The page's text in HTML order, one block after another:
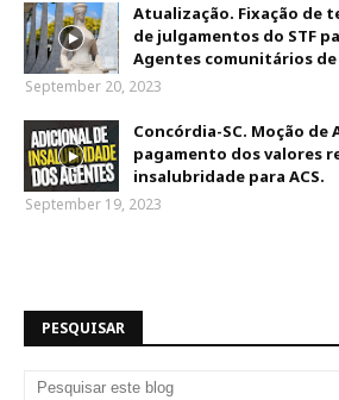
Atualização. Fixação de
de julgamentos do STF
Agentes comunitários de
September 20, 2023
Concórdia-SC. Moção de
pagamento dos valores
insalubridade para ACS.
September 19, 2023
PESQUISAR